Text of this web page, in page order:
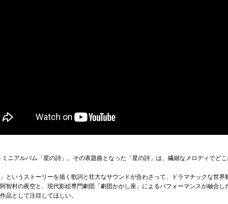
ニアルバム「星の詩」。その表題曲となった「星の詩」は、繊細なメロディでど
というストーリーを描く歌詞と壮大なサウンドが合わさって、ドラマチックな世界
智村の夜空と、現代影絵専門劇団「劇団かかし座」によるパフォーマンスが融合
品として注目してほしい。